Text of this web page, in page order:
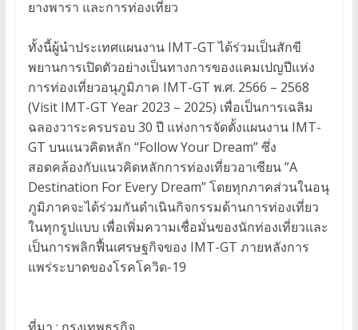
ยางพารา และการท่องเที่ยว
ทั้งนี้ผู้นำประเทศแผนงาน IMT-GT ได้ร่วมเป็นสักขี
พยานการเปิดตัวอย่างเป็นทางการของแคมเปญปีแห่ง
การท่องเที่ยวอนุภูมิภาค IMT-GT พ.ศ. 2566 – 2568
(Visit IMT-GT Year 2023 – 2025) เพื่อเป็นการเฉลิม
ฉลองวาระครบรอบ 30 ปี แห่งการจัดตั้งแผนงาน IMT-
GT บนแนวคิดหลัก “Follow Your Dream” ซึ่ง
สอดคล้องกับแนวคิดหลักการท่องเที่ยวอาเซียน ”A
Destination For Every Dream” โดยทุกภาคส่วนในอนุ
ภูมิภาคจะได้ร่วมกันดำเนินกิจกรรมด้านการท่องเที่ยว
ในทุกรูปแบบ เพื่อเพิ่มความเชื่อมั่นของนักท่องเที่ยวและ
เป็นการพลิกฟื้นเศรษฐกิจของ IMT-GT ภายหลังการ
แพร่ระบาดของโรคโควิด-19